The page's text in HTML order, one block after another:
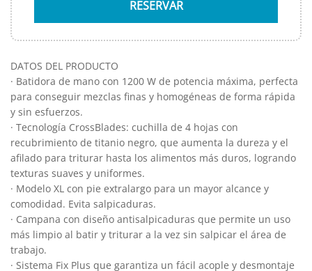
DATOS DEL PRODUCTO
· Batidora de mano con 1200 W de potencia máxima, perfecta
para conseguir mezclas finas y homogéneas de forma rápida
y sin esfuerzos.
· Tecnología CrossBlades: cuchilla de 4 hojas con
recubrimiento de titanio negro, que aumenta la dureza y el
afilado para triturar hasta los alimentos más duros, logrando
texturas suaves y uniformes.
· Modelo XL con pie extralargo para un mayor alcance y
comodidad. Evita salpicaduras.
· Campana con diseño antisalpicaduras que permite un uso
más limpio al batir y triturar a la vez sin salpicar el área de
trabajo.
· Sistema Fix Plus que garantiza un fácil acople y desmontaje